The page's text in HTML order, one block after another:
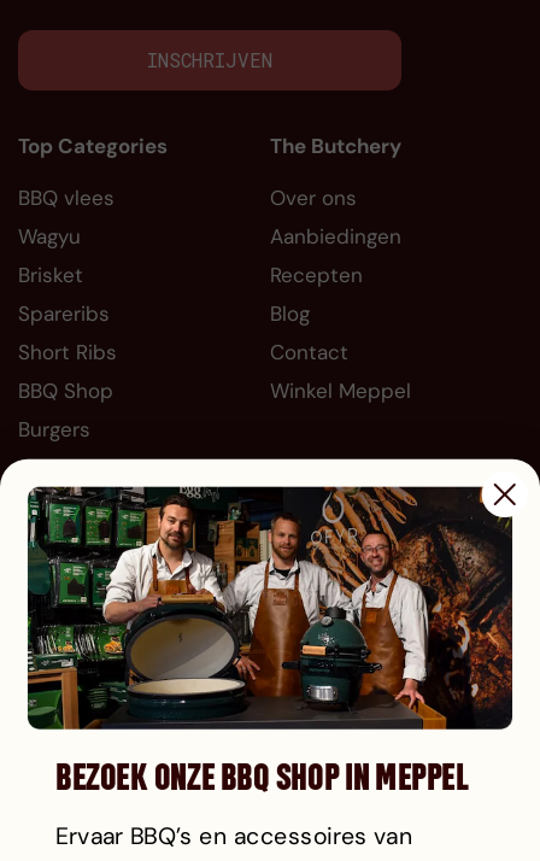
INSCHRIJVEN
Top Categories
BBQ vlees
Wagyu
Brisket
Spareribs
Short Ribs
BBQ Shop
Burgers
Bedrijfsgeschenk
The Butchery
Over ons
Aanbiedingen
Recepten
Blog
Contact
Winkel Meppel
Informatie
FAQ
Levering en bezorging
Betalen
Garantie
Privacy en Cookies
Algemene voorwaarden
Reviews
Socials
BEZOEK ONZE BBQ SHOP IN MEPPEL
Ervaar BBQ’s en accessoires van